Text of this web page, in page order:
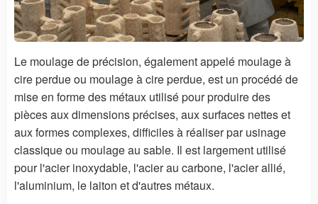
Le moulage de précision, également appelé moulage à
cire perdue ou moulage à cire perdue, est un procédé de
mise en forme des métaux utilisé pour produire des
pièces aux dimensions précises, aux surfaces nettes et
aux formes complexes, difficiles à réaliser par usinage
classique ou moulage au sable. Il est largement utilisé
pour l'acier inoxydable, l'acier au carbone, l'acier allié,
l'aluminium, le laiton et d'autres métaux.